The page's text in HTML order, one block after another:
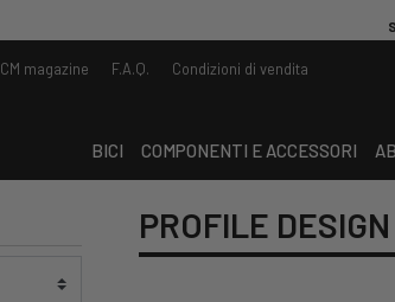
CM magazine F.A.Q.
Condizioni di vendita
BICI COMPONENTI E ACCESSORI
PROFILE DESIGN